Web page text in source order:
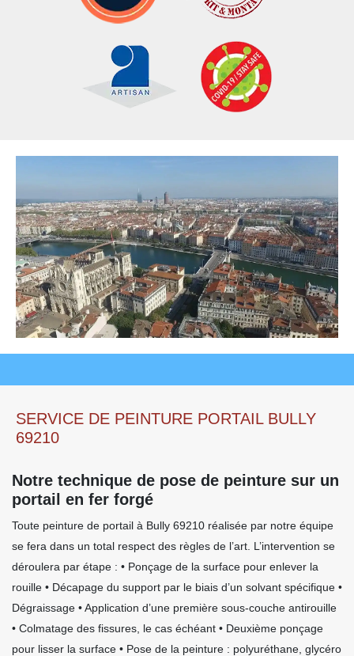
SERVICE DE PEINTURE PORTAIL BULLY
69210
Notre technique de pose de peinture sur un
portail en fer forgé
Toute peinture de portail à Bully 69210 réalisée par notre équipe
se fera dans un total respect des règles de l’art. L’intervention se
déroulera par étape : • Ponçage de la surface pour enlever la
rouille • Décapage du support par le biais d’un solvant spécifique •
Dégraissage • Application d’une première sous-couche antirouille
• Colmatage des fissures, le cas échéant • Deuxième ponçage
pour lisser la surface • Pose de la peinture : polyuréthane, glycéro